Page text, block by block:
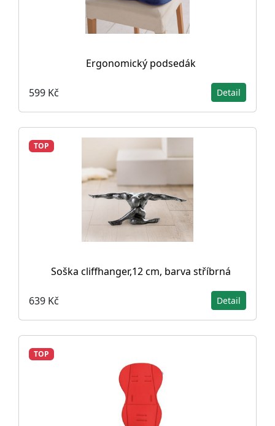
Ergonomický podsedák
599 Kč Detail
TOP
Soška cliffhanger,12 cm, barva stříbrná
639 Kč Detail
TOP